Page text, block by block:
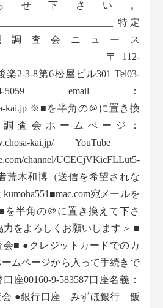
せ下さい。
特定
調査会ニュース
〒112-
楽2-3-8第6松屋ビル301 Tel03-
5684-5059 email：
kai.jp ※■を半角の＠に置き換
査会ホームぺージ：
kai.jp/ YouTube
channel/UCECjVKicFLLut5-
荒木和博（送信を希望されな
宛メールを
半角の＠に置き換えて下さ
力をよろしくお願いします＞ ■
■ ●クレジットカードでのカ
ムページから入って手続きで
座00160-9-583587口座名義：
会 ●銀行口座 みずほ銀行 飯